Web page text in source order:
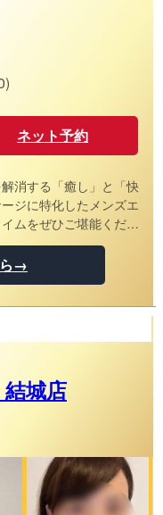
ネット予約
消する「癒し」と「快
→
城店